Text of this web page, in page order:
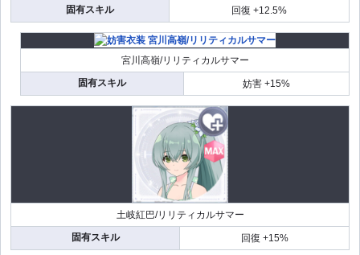
固有スキル
回復 +12.5%
宮川高嶺/リリティカルサマー
固有スキル
妨害 +15%
土岐紅巴/リリティカルサマー
固有スキル
回復 +15%